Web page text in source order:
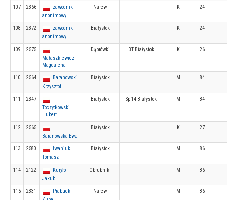
107 2366
zawodnik
anonimowy
Narew K 24
108 2372
zawodnik
anonimowy
Białystok K 24
109
2575
Małaszkiewicz
Magdalena
Dąbrówki 3T Białystok K 26
110 2564
Baranowski
Krzysztof
Białystok M 84
111
2347
Toczydłowski
Hubert
Białystok Sp 14 Białystok M 84
112
2565
Baranowska Ewa
Białystok K 27
113 2580
Iwaniuk
Tomasz
Białystok M 86
114 2122
Kuryło
Jakub
Obrubniki M 86
115 2331
Prabucki
Narew M 86